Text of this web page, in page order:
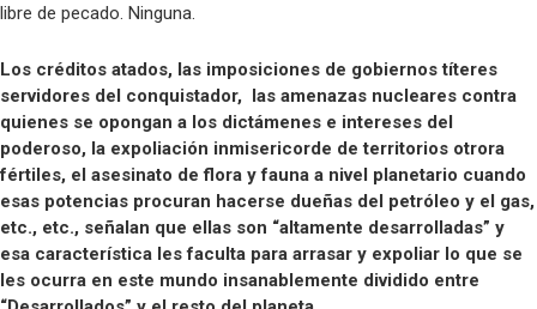
libre de pecado. Ninguna.
Los créditos atados, las imposiciones de gobiernos títeres
servidores del conquistador, las amenazas nucleares contra
quienes se opongan a los dictámenes e intereses del
poderoso, la expoliación inmisericorde de territorios otrora
fértiles, el asesinato de flora y fauna a nivel planetario cuando
esas potencias procuran hacerse dueñas del petróleo y el gas,
etc., etc., señalan que ellas son “altamente desarrolladas” y
esa característica les faculta para arrasar y expoliar lo que se
les ocurra en este mundo insanablemente dividido entre